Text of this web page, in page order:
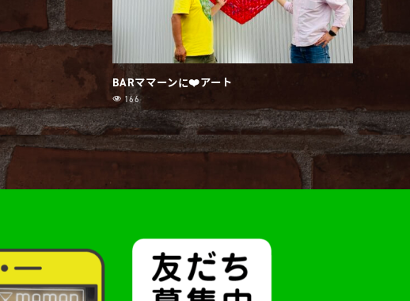
BARママーンに❤️アート
166